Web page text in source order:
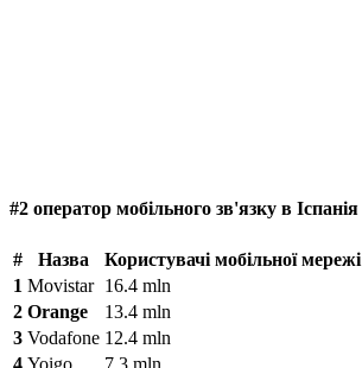
#2 оператор мобільного зв'язку в Іспанія
# Назва
Користувачі мобільної мережі
1 Movistar 16.4 mln
2 Orange
13.4 mln
3 Vodafone 12.4 mln
4 Yoigo 7.3 mln